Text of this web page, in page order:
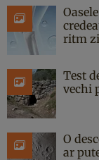
ritm
Test
vechi
O
ar